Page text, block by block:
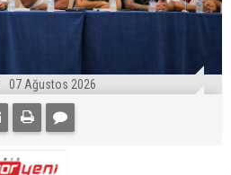
07 Ağustos 2026